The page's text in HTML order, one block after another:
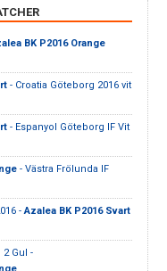
BK P2016 Orange
- Croatia Göteborg 2016 vit
- Espanyol Göteborg IF Vit
- Västra Frölunda IF
-Azalea BK P2016 Svart
2 Gul -